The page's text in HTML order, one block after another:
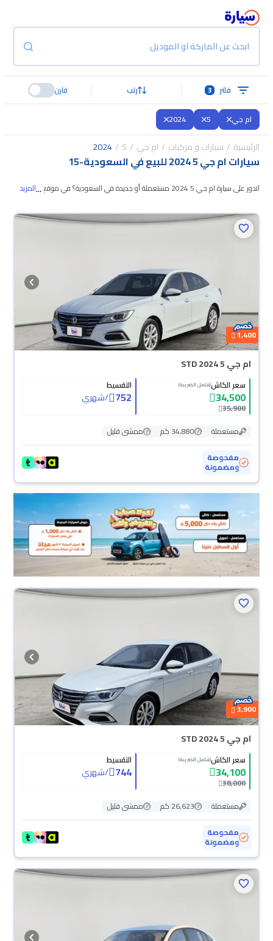
ابحث عن الماركة او الموديل
فلتر 3 رتب قارن
ام جي 5
2024
الرئيسية سيارات و مركبات ام جي 5
2024
سيارات ام جي 5 2024 للبيع في السعودية -
15
اتدور على سيارة ام جي 5 2024 مستعملة أو جديدة في السعودية؟ في موقع
ام جي 5 2024 المستعملة مضمونة ومفحوصة بأكثر من 200 نقطة وتقدر تجربها
...المزيد
1,400
ام جي 5 STD 2024
سعر الكاش(شامل الضريبة)
34,500
35,900
التقسيط
752
/شهري
مستعملة 34,880 كم
ممشى قليل
مفحوصة
ومضمونة
3,900
ام جي 5 STD 2024
سعر الكاش(شامل الضريبة)
34,100
38,000
التقسيط
744
/شهري
مستعملة 26,623 كم
ممشى قليل
مفحوصة
ومضمونة